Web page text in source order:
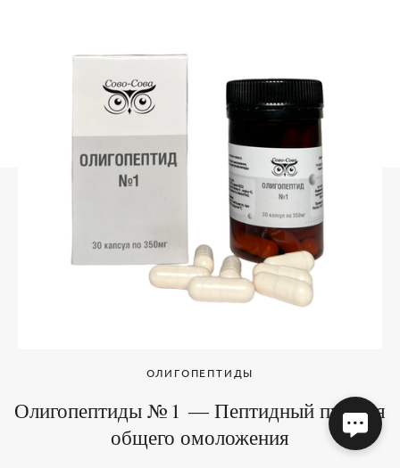
ОЛИГОПЕПТИДЫ
Олигопептиды № 1 — Пептидный пул для
общего омоложения